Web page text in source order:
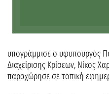
υπογράμμισε ο υφυπουργός
Διαχείρισης Κρίσεων, Νίκος
παραχώρησε σε τοπική